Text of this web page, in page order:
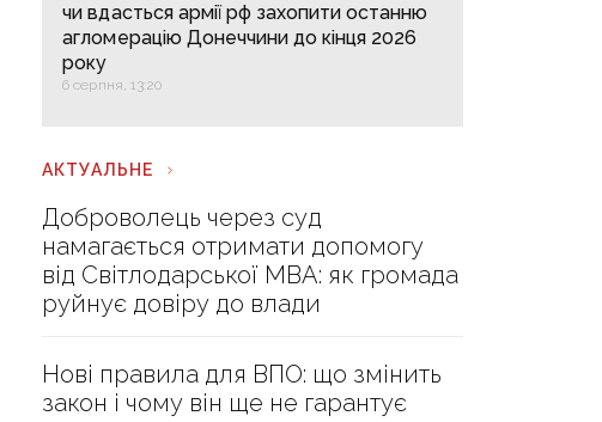
чи вдасться армії рф захопити останню
агломерацію Донеччини до кінця 2026
року
6 серпня, 13:20
АКТУАЛЬНЕ
Доброволець через суд
намагається отримати допомогу
від Світлодарської МВА: як громада
руйнує довіру до влади
Нові правила для ВПО: що змінить
закон і чому він ще не гарантує